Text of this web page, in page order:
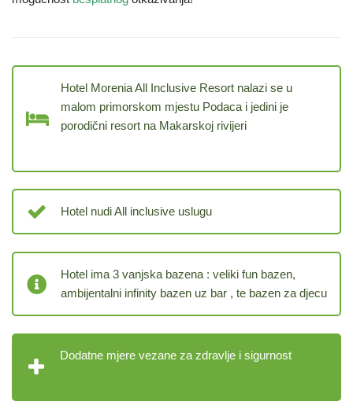
Hotel Morenia All Inclusive Resort nalazi se u
malom primorskom mjestu Podaca i jedini je
porodični resort na Makarskoj rivijeri
Hotel nudi All inclusive uslugu
Hotel ima 3 vanjska bazena : veliki fun bazen,
ambijentalni infinity bazen uz bar , te bazen za djecu
Dodatne mjere vezane za zdravlje i sigurnost